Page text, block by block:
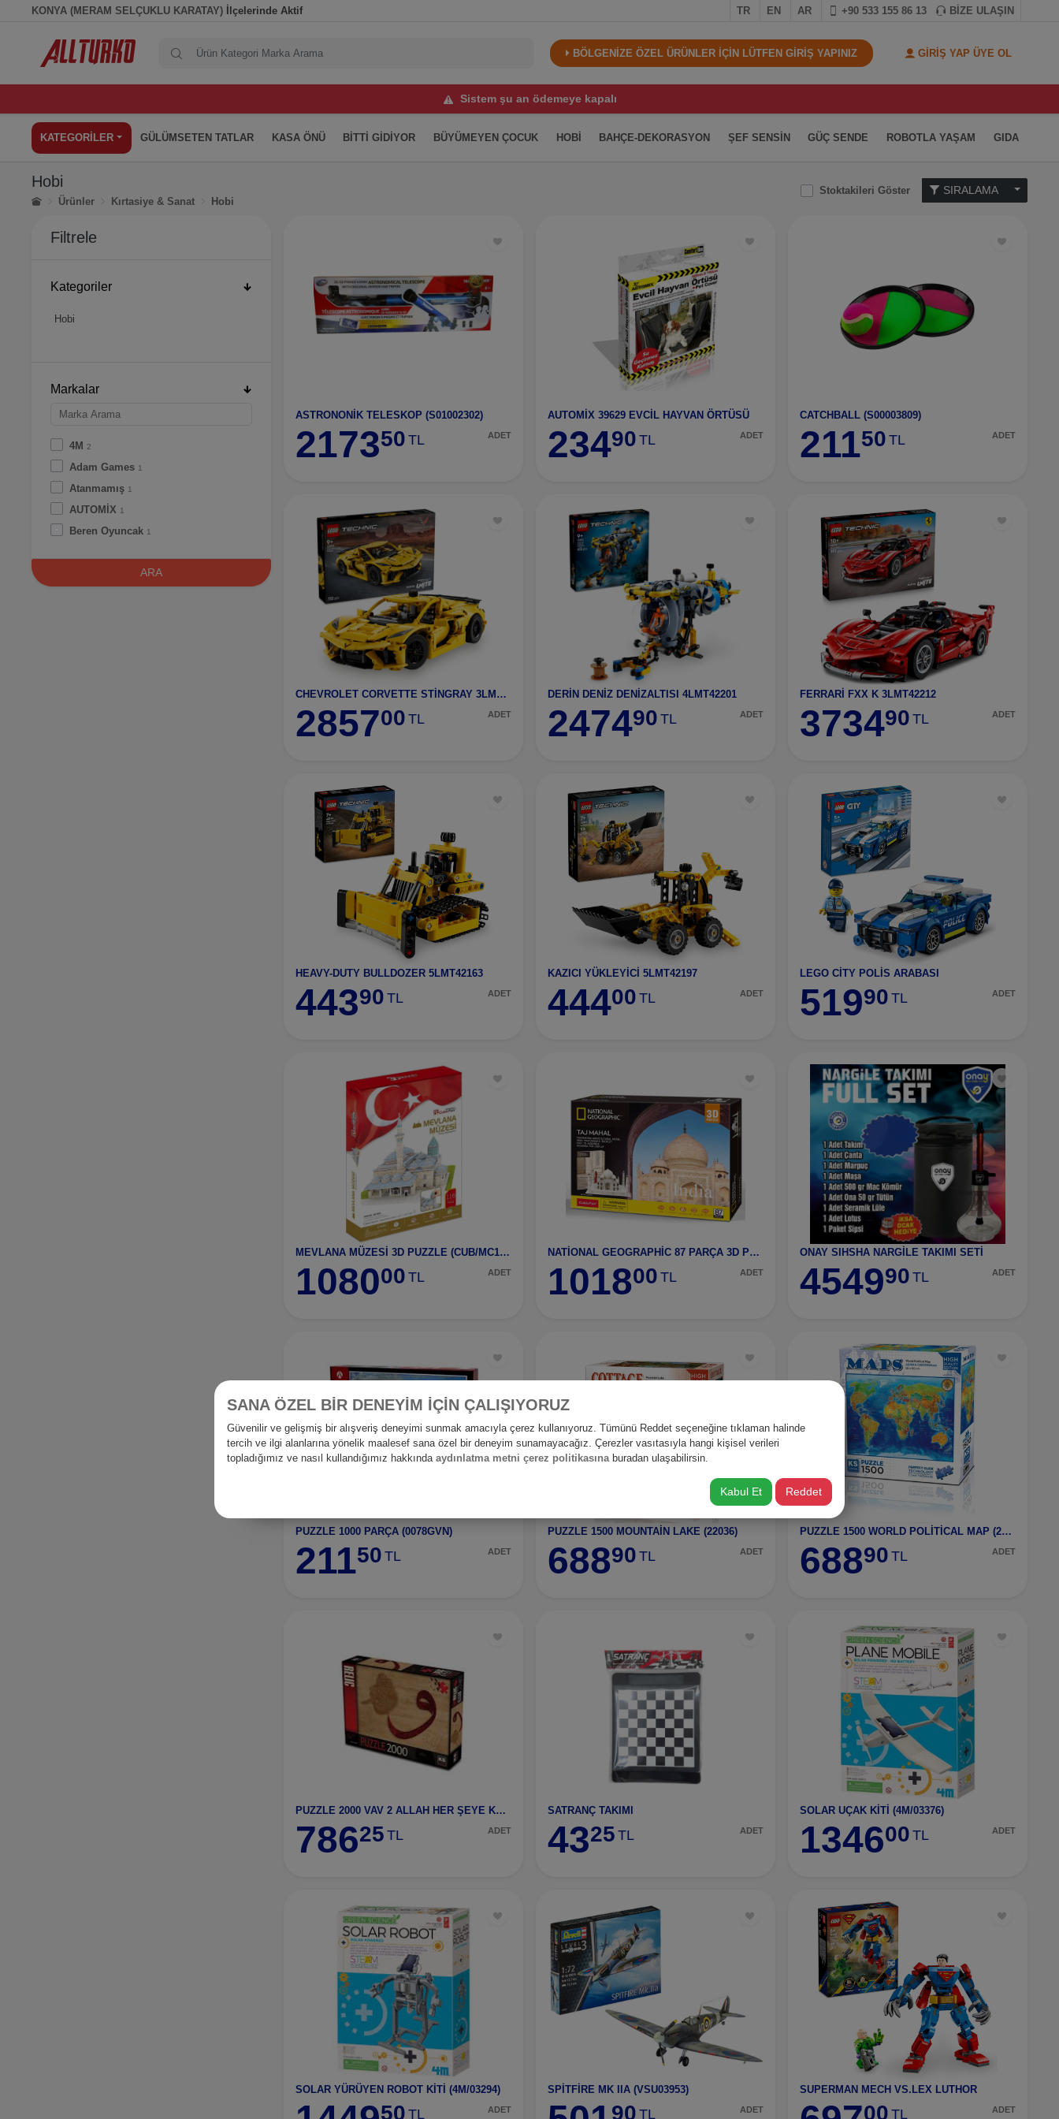
TR EN AR +90 533 155 86 13 BİZE ULAŞIN
KONYA (MERAM SELÇUKLU KARATAY) İlçelerinde Aktif
BÖLGENİZE ÖZEL ÜRÜNLER İÇİN LÜTFEN GİRİŞ YAPINIZ GİRİŞ YAP ÜYE OL
Sistem şu an ödemeye kapalı
KATEGORİLER GÜLÜMSETEN TATLAR KASA ÖNÜ BİTTİ GİDİYOR BÜYÜMEYEN ÇOCUK HOBİ BAHÇE-DEKORASYON ŞEF SENSİN GÜÇ SENDE ROBOTLA YAŞAM GIDA
Hobi
Ürünler Kırtasiye & Sanat Hobi
Stoktakileri Göster
Filtrele
Kategoriler
Hobi
Markalar
4M 2
Adam Games 1
Atanmamış 1
AUTOMİX 1
Beren Oyuncak 1
ARA
ASTRONONİK TELESKOP (S01002302)
217350 TL ADET
AUTOMİX 39629 EVCİL HAYVAN ÖRTÜSÜ
23490 TL ADET
CATCHBALL (S00003809)
21150 TL ADET
CHEVROLET CORVETTE STİNGRAY 3LMT42205
285700 TL ADET
DERİN DENİZ DENİZALTISI 4LMT42201
247490 TL ADET
FERRARİ FXX K 3LMT42212
373490 TL ADET
HEAVY-DUTY BULLDOZER 5LMT42163
44390 TL ADET
KAZICI YÜKLEYİCİ 5LMT42197
44400 TL ADET
LEGO CİTY POLİS ARABASI
51990 TL ADET
MEVLANA MÜZESİ 3D PUZZLE (CUB/MC186H)
108000 TL ADET
NATİONAL GEOGRAPHİC 87 PARÇA 3D PUZZLE TAJ MAHAL (
101800 TL ADET
ONAY SIHSHA NARGİLE TAKIMI SETİ
454990 TL ADET
PUZZLE 1000 PARÇA (0078GVN)
21150 TL ADET
PUZZLE 1500 MOUNTAİN LAKE (22036)
68890 TL ADET
PUZZLE 1500 WORLD POLİTİCAL MAP (22043)
68890 TL ADET
PUZZLE 2000 VAV 2 ALLAH HER ŞEYE KADİRDİR (11480)
78625 TL ADET
SATRANÇ TAKIMI
4325 TL ADET
SOLAR UÇAK KİTİ (4M/03376)
134600 TL ADET
SOLAR YÜRÜYEN ROBOT KİTİ (4M/03294)
50 TL ADET
SPİTFİRE MK IIA (VSU03953)
90 TL ADET
SUPERMAN MECH VS.LEX LUTHOR
00 TL ADET
SANA ÖZEL BİR DENEYİM İÇİN ÇALIŞIYORUZ
Güvenilir ve gelişmiş bir alışveriş deneyimi sunmak amacıyla çerez kullanıyoruz. Tümünü Reddet seçeneğine tıklaman halinde
tercih ve ilgi alanlarına yönelik maalesef sana özel bir deneyim sunamayacağız. Çerezler vasıtasıyla hangi kişisel verileri
topladığımız ve nasıl kullandığımız hakkında aydınlatma metni çerez politikasınaburadan ulaşabilirsin.
Kabul Et Reddet